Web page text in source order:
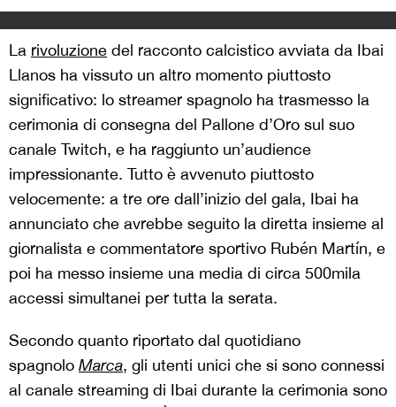
La rivoluzione del racconto calcistico avviata da Ibai
Llanos ha vissuto un altro momento piuttosto
significativo: lo streamer spagnolo ha trasmesso la
cerimonia di consegna del Pallone d’Oro sul suo
canale Twitch, e ha raggiunto un’audience
impressionante. Tutto è avvenuto piuttosto
velocemente: a tre ore dall’inizio del gala, Ibai ha
annunciato che avrebbe seguito la diretta insieme al
giornalista e commentatore sportivo Rubén Martín, e
poi ha messo insieme una media di circa 500mila
accessi simultanei per tutta la serata.
Secondo quanto riportato dal quotidiano
spagnolo Marca, gli utenti unici che si sono connessi
al canale streaming di Ibai durante la cerimonia sono